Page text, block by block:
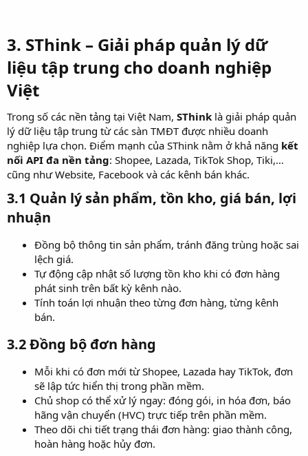
3. SThink – Giải pháp quản lý dữ
liệu tập trung cho doanh nghiệp
Việt​
Trong số các nền tảng tại Việt Nam, SThink là giải pháp quản
lý dữ liệu tập trung từ các sàn TMĐT được nhiều doanh
nghiệp lựa chọn. Điểm mạnh của SThink nằm ở khả năng kết
nối API đa nền tảng: Shopee, Lazada, TikTok Shop, Tiki,…
cũng như Website, Facebook và các kênh bán khác.
3.1 Quản lý sản phẩm, tồn kho, giá bán, lợi
nhuận​
Đồng bộ thông tin sản phẩm, tránh đăng trùng hoặc sai
lệch giá.
Tự động cập nhật số lượng tồn kho khi có đơn hàng
phát sinh trên bất kỳ kênh nào.
Tính toán lợi nhuận theo từng đơn hàng, từng kênh
bán.
3.2 Đồng bộ đơn hàng​
Mỗi khi có đơn mới từ Shopee, Lazada hay TikTok, đơn
sẽ lập tức hiển thị trong phần mềm.
Chủ shop có thể xử lý ngay: đóng gói, in hóa đơn, báo
hãng vận chuyển (HVC) trực tiếp trên phần mềm.
Theo dõi chi tiết trạng thái đơn hàng: giao thành công,
hoàn hàng hoặc hủy đơn.